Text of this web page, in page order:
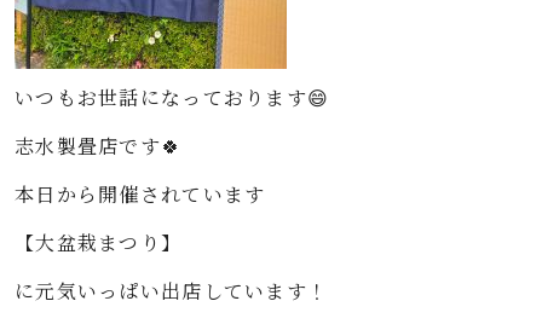
いつもお世話になっております😄
志水製畳店です🍀
本日から開催されています
【大盆栽まつり】
に元気いっぱい出店しています！